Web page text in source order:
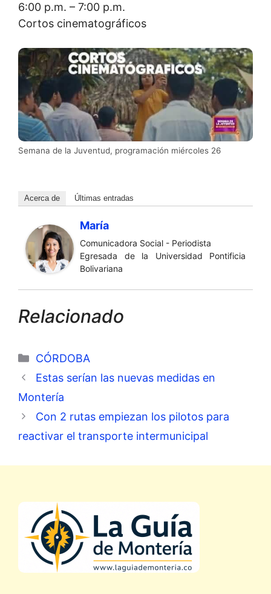
6:00 p.m. – 7:00 p.m.
Cortos cinematográficos
Semana de la Juventud, programación miércoles 26
Acerca de Últimas entradas
María
Comunicadora Social - Periodista
Egresada de la Universidad Pontificia
Bolivariana
Relacionado
Categorías
CÓRDOBA
Estas serían las nuevas medidas en
Montería
Con 2 rutas empiezan los pilotos para
reactivar el transporte intermunicipal